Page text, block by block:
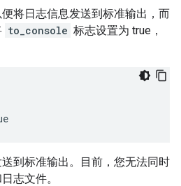
将日志信息发送到标准输出，而
to_console 标志设置为 true，
到标准输出。目前，您无法同时
志文件。